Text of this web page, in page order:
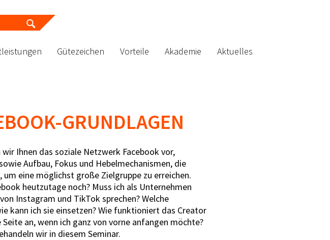
Gütezeichen Vorteile Akademie Aktuelles
GRUNDLAGEN
Ihnen das soziale Netzwerk Facebook vor,
Aufbau, Fokus und Hebelmechanismen, die
um eine möglichst große Zielgruppe zu erreichen.
heutzutage noch? Muss ich als Unternehmen
Instagram und TikTok sprechen? Welche
kann ich sie einsetzen? Wie funktioniert das Creator
an, wenn ich ganz von vorne anfangen möchte?
wir in diesem Seminar.